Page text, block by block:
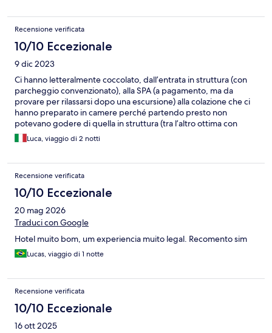
Recensione verificata
10/10 Eccezionale
9 dic 2023
Ci hanno letteralmente coccolato, dall’entrata in struttura (con
parcheggio convenzionato), alla SPA (a pagamento, ma da
provare per rilassarsi dopo una escursione) alla colazione che ci
hanno preparato in camere perché partendo presto non
potevano godere di quella in struttura (tra l’altro ottima con
prodotti locali) 5’ dividono la struttura dal centro per cui
estremamente comoda per qualsiasi attività (escursioni,
Luca, viaggio di 2 notti
Recensione verificata
10/10 Eccezionale
20 mag 2026
Traduci con Google
Hotel muito bom, um experiencia muito legal. Recomento sim
Lucas, viaggio di 1 notte
Recensione verificata
10/10 Eccezionale
16 ott 2025